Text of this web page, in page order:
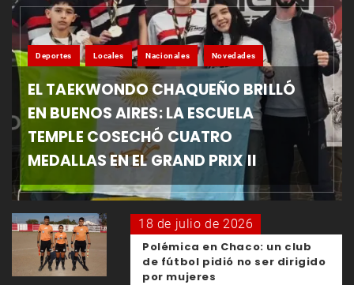
Deportes Locales Nacionales Novedades
EL TAEKWONDO CHAQUEÑO BRILLÓ
EN BUENOS AIRES: LA ESCUELA
TEMPLE COSECHÓ CUATRO
MEDALLAS EN EL GRAND PRIX II
18 de julio de 2026
Polémica en Chaco: un club
de fútbol pidió no ser dirigido
por mujeres